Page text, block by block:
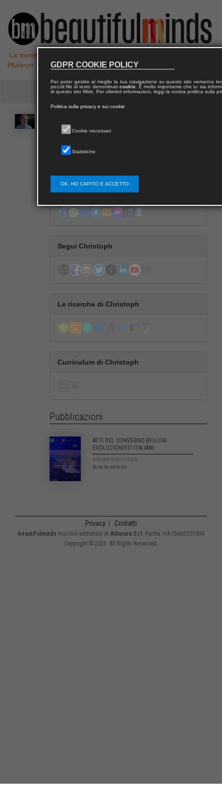
La mente non è un vaso da riempire, ma un fuoco da accendere,
Plutarco
Christoph
Segui Christoph
Le ricerche di Christoph
Curriculum di Christoph
Pubblicazioni
ATTI DEL CONVEGNO BIOLOGI
EVOLUZIONISTI ITALIANI
978-88-548-0723-5
Aracne editrice
Privacy Contatti
beautifulminds marchio editoriale di Adiuvare S.r.l.
Partita IVA 15662501004
Copyright © 2025. All Rights Reserved.
GDPR COOKIE POLICY
Per poter gestire al meglio la tua navigazione su questo sito verranno
piccoli file di testo denominati cookie. È molto importante che tu sia
di questo sito Web. Per ulteriori informazioni, leggi la nostra politica sulla
Politica sulla privacy e sui cookie
Cookie necessari
Statistiche
OK, HO CAPITO E ACCETTO